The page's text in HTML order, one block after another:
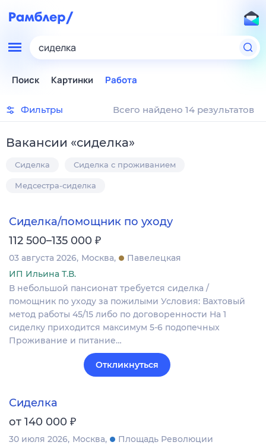
сиделка
Поиск Картинки Работа
Фильтры Всего найдено 14 результатов
Вакансии «сиделка»
Сиделка Сиделка с проживанием
Медсестра-сиделка
Сиделка/помощник по уходу
112 500–135 000 ₽
03 августа 2026 Москва
Павелецкая
ИП Ильина Т.В.
В небольшой пансионат требуется сиделка /
помощник по уходу за пожилыми Условия: Вахтовый
метод работы 45/15 либо по договоренности На 1
сиделку приходится максимум 5-6 подопечных
Проживание и питание…
Откликнуться
Сиделка
от 140 000 ₽
30 июля 2026 Москва
Площадь Революции